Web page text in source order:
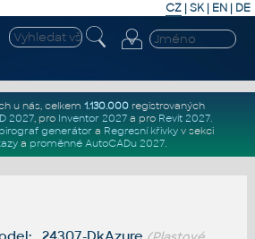
CZ | SK| EN | DE
u nás, celkem 1.130.000registrovaných
2027, pro Inventor 2027a pro Revit 2027.
generátor a Regresní křivkyv sekci
a proměnné AutoCADu 2027.